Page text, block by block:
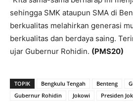
sehingga SMK ataupun SMA di
berkualitas melahirkan generasi
berkualitas dan berdaya saing.
ujar Gubernur Rohidin. (PMS20)
TOPIK Bengkulu Tengah Benteng
Gubernur Rohidin
Jokowi Presiden